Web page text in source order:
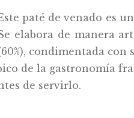
paté de venado es
elabora de manera
condimentada
de la gastronomía
de servirlo.